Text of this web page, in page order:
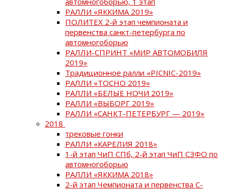
РАЛЛИ «ЯККИМА 2019»
ПОЛИТЕХ 2-й этап чемпионата и
первенства санкт-петербурга по
автомногоборью
РАЛЛИ-СПРИНТ «МИР АВТОМОБИЛЯ
2019»
Традиционное ралли «PICNIC-2019»
РАЛЛИ «ТОСНО 2019»
РАЛЛИ «БЕЛЫЕ НОЧИ 2019»
РАЛЛИ «ВЫБОРГ 2019»
РАЛЛИ «САНКТ-ПЕТЕРБУРГ — 2019»
2018
трековые гонки
РАЛЛИ «КАРЕЛИЯ 2018»
1-й этап ЧиП СПб, 2-й этап ЧиП СЗФО по
автомногоборью
РАЛЛИ «ЯККИМА 2018»
2-й этап Чемпионата и первенства С-